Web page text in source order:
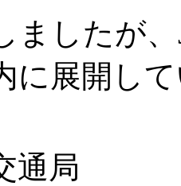
ましたが
に展開し
通局